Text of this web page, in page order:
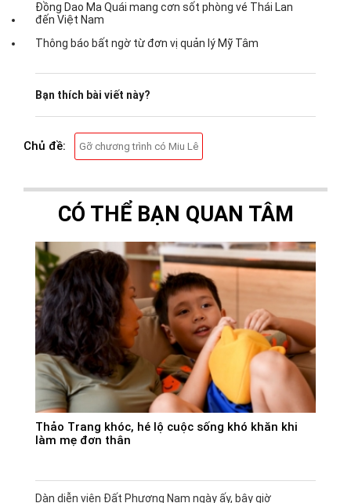
Đồng Dao Ma Quái mang cơn sốt phòng vé Thái Lan
đến Việt Nam
Thông báo bất ngờ từ đơn vị quản lý Mỹ Tâm
Bạn thích bài viết này?
Chủ đề: Gỡ chương trình có Miu Lê
CÓ THỂ BẠN QUAN TÂM
Thảo Trang khóc, hé lộ cuộc sống khó khăn khi
làm mẹ đơn thân
Dàn diễn viên Đất Phương Nam ngày ấy, bây giờ